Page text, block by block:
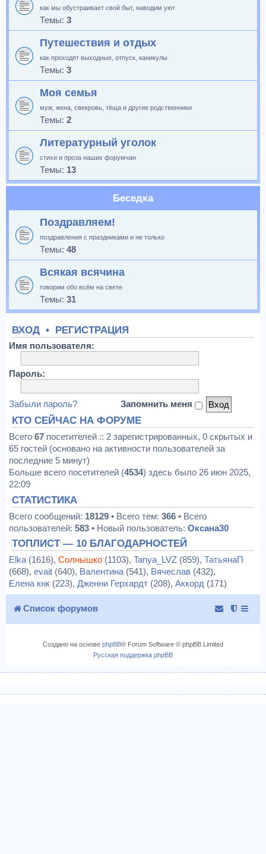
как мы обустраивает свой быт, наводим уют
Темы: 3
Путешествия и отдых
как проходят выходные, отпуск, каникулы
Темы: 3
Моя семья
муж, жена, свекровь, тёща и другие родственники
Темы: 2
Литературный уголок
стихи и проза наших форумчан
Темы: 13
Беседка
Поздравляем!
поздравления с праздниками и не только
Темы: 48
Всякая всячина
говорим обо всём на свете
Темы: 31
ВХОД • РЕГИСТРАЦИЯ
Имя пользователя:
Пароль:
Забыли пароль? Запомнить меня
КТО СЕЙЧАС НА ФОРУМЕ
Всего 67 посетителей :: 2 зарегистрированных, 0 скрытых и
65 гостей (основано на активности пользователей за
последние 5 минут)
Больше всего посетителей (4534) здесь было 26 июн 2025,
22:09
СТАТИСТИКА
Всего сообщений: 18129 • Всего тем: 366 • Всего
пользователей: 583 • Новый пользователь: Оксана30
ТОПЛИСТ — 10 БЛАГОДАРНОСТЕЙ
Elka (1616), Солнышко (1103), Tanya_LVZ (859), ТатьянаП
(668), evait (640), Валентина (541), Вячеслав (432),
Елена кнк (223), Дженни Герхардт (208), Аккорд (171)
Список форумов
Создано на основе phpBB® Forum Software © phpBB Limited
Русская поддержка phpBB